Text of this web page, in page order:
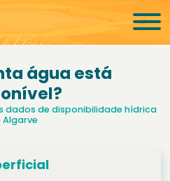
água está
dados de disponibilidade hídrica
Algarve